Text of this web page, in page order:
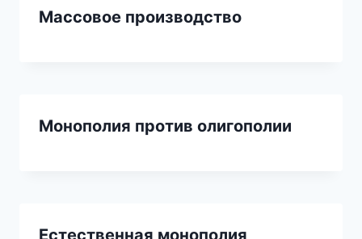
Массовое производство
Монополия против олигополии